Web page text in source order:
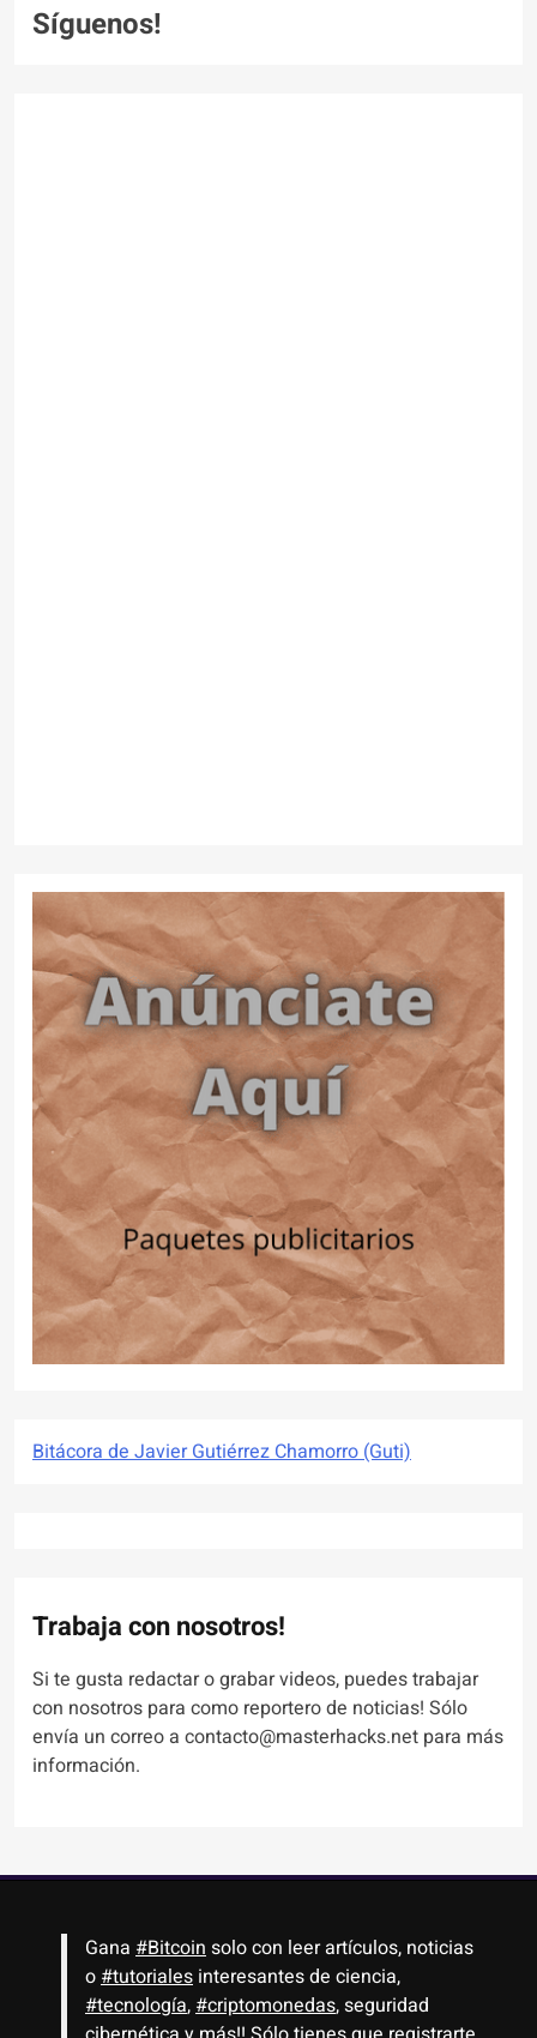
Síguenos!
Bitácora de Javier Gutiérrez Chamorro (Guti)
Trabaja con nosotros!
Si te gusta redactar o grabar videos, puedes trabajar
con nosotros para como reportero de noticias! Sólo
envía un correo a contacto@masterhacks.net para más
información.
Gana #Bitcoinsolo con leer artículos, noticias
o#tutoriales interesantes de ciencia,
#tecnología,#criptomonedas, seguridad